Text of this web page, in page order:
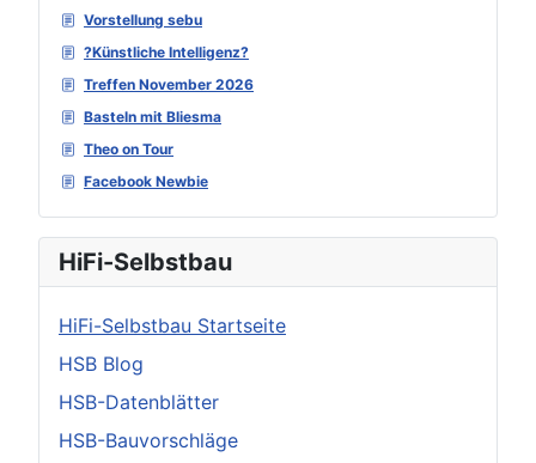
Vorstellung sebu
?Künstliche Intelligenz?
Treffen November 2026
Basteln mit Bliesma
Theo on Tour
Facebook Newbie
HiFi-Selbstbau
HiFi-Selbstbau Startseite
HSB Blog
HSB-Datenblätter
HSB-Bauvorschläge